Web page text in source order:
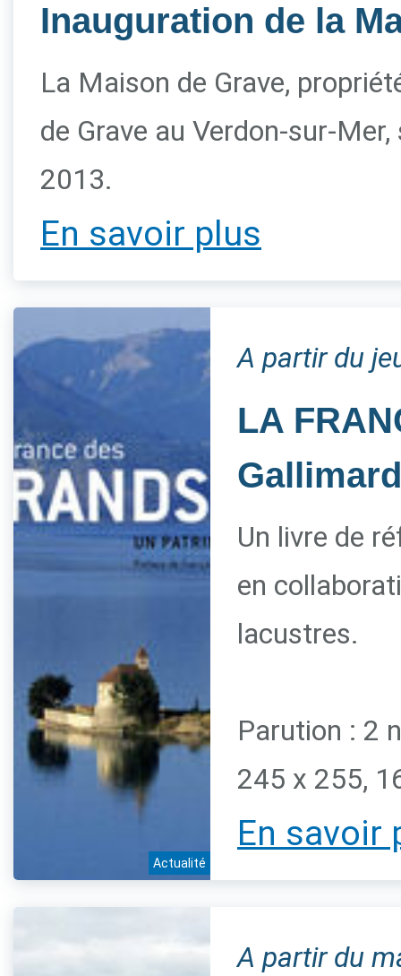
Inauguration de la
La Maison de Grave,
de Grave au Verdon-sur-
2013.
En savoir plus
Actualité
A partir du
LA
Gallimard
Un livre de
en
lacustres.
Parution : 2
245 x 255,
En savoir
A partir du